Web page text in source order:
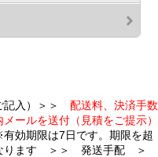
記入）＞＞ 配送料、決済手数
ールを送付（見積をご提示）
効期限は7日です。期限を超
なります ＞＞ 発送手配 ＞